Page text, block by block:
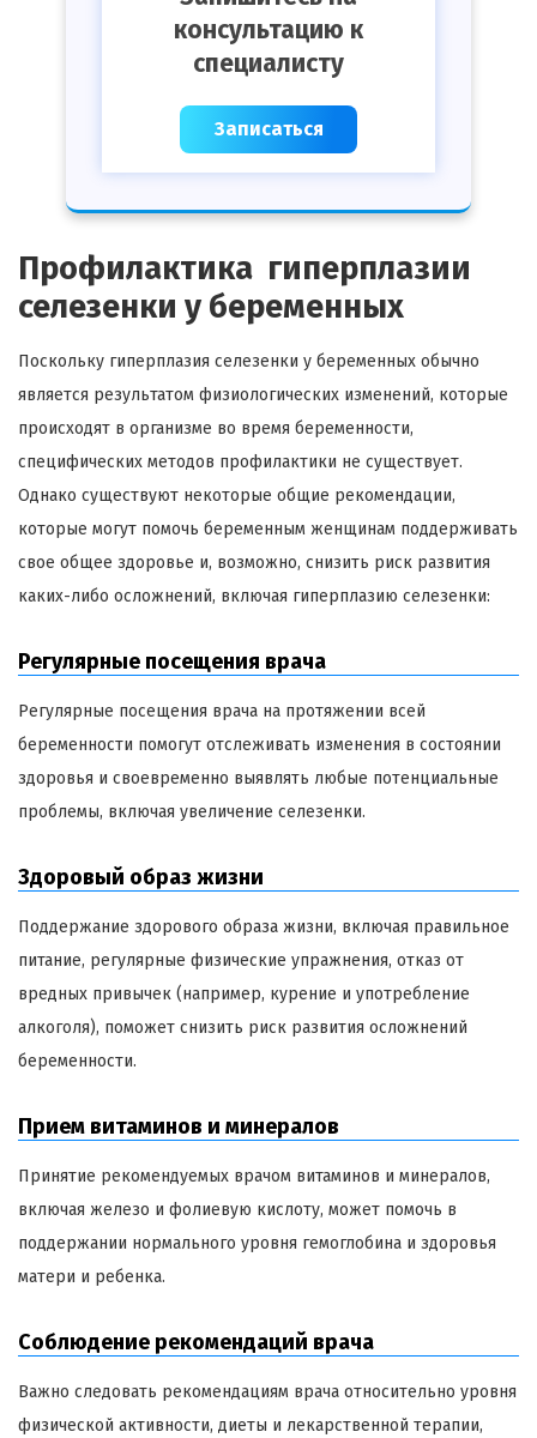
консультацию к
специалисту
Записаться
Профилактика гиперплазии
селезенки у беременных
Поскольку гиперплазия селезенки у беременных обычно
является результатом физиологических изменений, которые
происходят в организме во время беременности,
специфических методов профилактики не существует.
Однако существуют некоторые общие рекомендации,
которые могут помочь беременным женщинам поддерживать
свое общее здоровье и, возможно, снизить риск развития
каких-либо осложнений, включая гиперплазию селезенки:
Регулярные посещения врача
Регулярные посещения врача на протяжении всей
беременности помогут отслеживать изменения в состоянии
здоровья и своевременно выявлять любые потенциальные
проблемы, включая увеличение селезенки.
Здоровый образ жизни
Поддержание здорового образа жизни, включая правильное
питание, регулярные физические упражнения, отказ от
вредных привычек (например, курение и употребление
алкоголя), поможет снизить риск развития осложнений
беременности.
Прием витаминов и минералов
Принятие рекомендуемых врачом витаминов и минералов,
включая железо и фолиевую кислоту, может помочь в
поддержании нормального уровня гемоглобина и здоровья
матери и ребенка.
Соблюдение рекомендаций врача
Важно следовать рекомендациям врача относительно уровня
физической активности, диеты и лекарственной терапии,